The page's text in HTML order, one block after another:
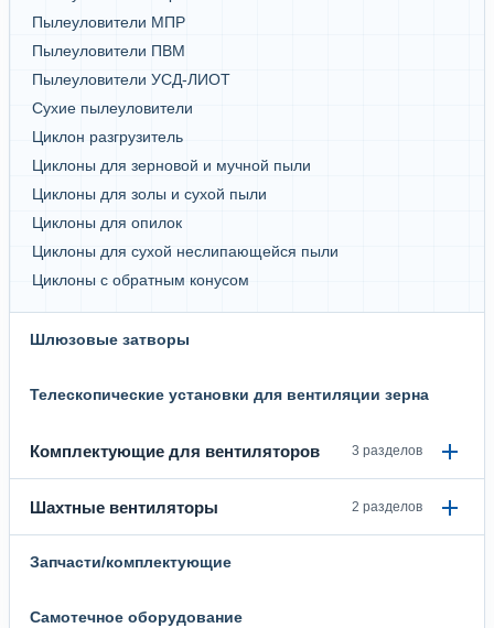
Пылеуловители МПР
Пылеуловители ПВМ
Пылеуловители УСД-ЛИОТ
Сухие пылеуловители
Циклон разгрузитель
Циклоны для зерновой и мучной пыли
Циклоны для золы и сухой пыли
Циклоны для опилок
Циклоны для сухой неслипающейся пыли
Циклоны с обратным конусом
Шлюзовые затворы
Телескопические установки для вентиляции зерна
Комплектующие для вентиляторов 3 разделов
Шахтные вентиляторы 2 разделов
Запчасти/комплектующие
Самотечное оборудование